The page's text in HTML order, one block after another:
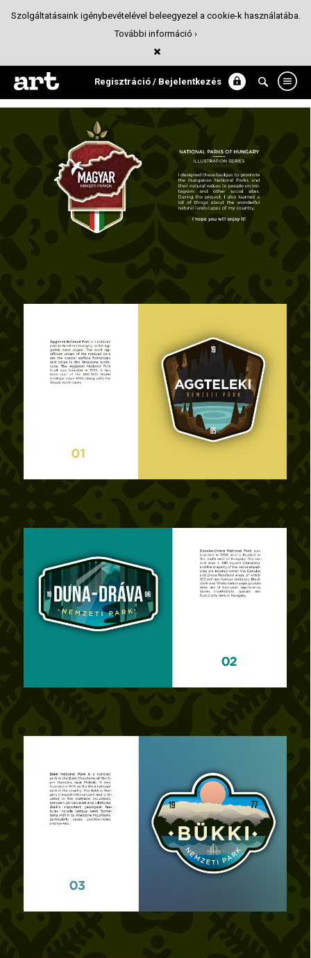
Regisztráció / Bejelentkezés
MAGYARORSZÁG NEMZETI PARKJAI
Illusztráció
Szolgáltatásaink igénybevételével beleegyezel a cookie-k használatába.
További információ ›